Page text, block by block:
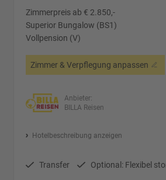
Zimmerpreis ab € 2.850,-
Superior Bungalow (BS1)
Vollpension (V)
Zimmer & Verpflegung anpassen
Anbieter:
BILLA Reisen
Hotelbeschreibung anzeigen
Transfer Optional: Flexibel